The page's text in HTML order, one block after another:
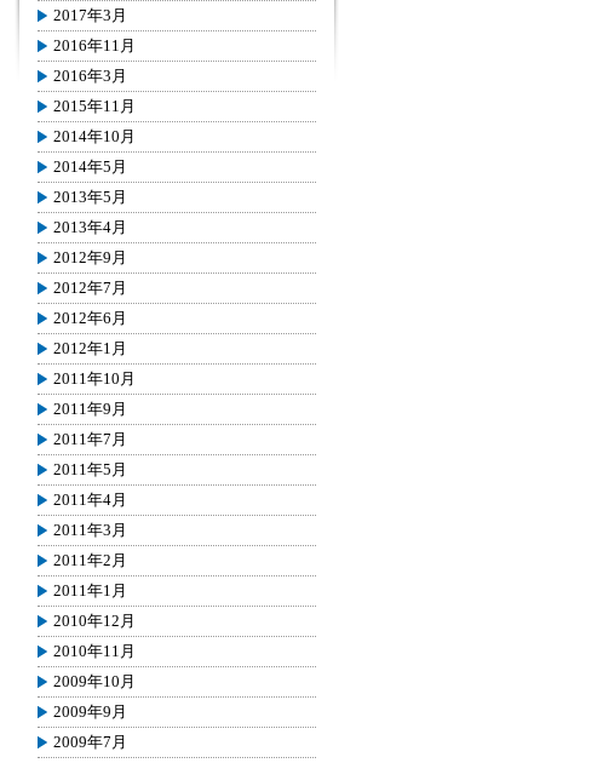
2017年3月
2016年11月
2016年3月
2015年11月
2014年10月
2014年5月
2013年5月
2013年4月
2012年9月
2012年7月
2012年6月
2012年1月
2011年10月
2011年9月
2011年7月
2011年5月
2011年4月
2011年3月
2011年2月
2011年1月
2010年12月
2010年11月
2009年10月
2009年9月
2009年7月